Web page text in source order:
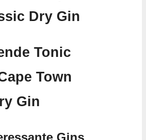
Dry Gin
Tonic
Town
Gin